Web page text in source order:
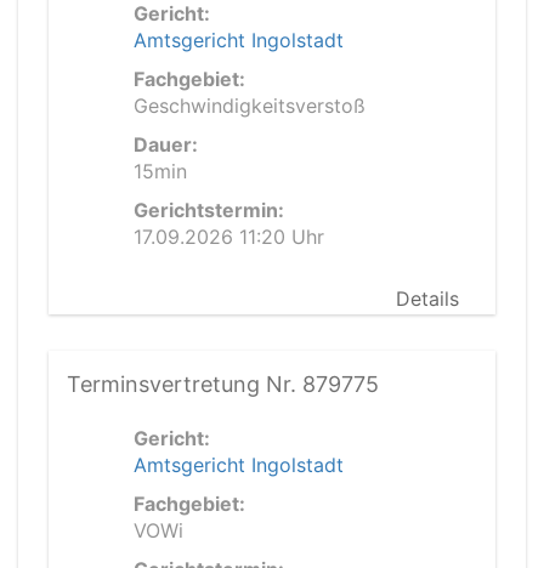
Gericht:
Amtsgericht Ingolstadt
Fachgebiet:
Geschwindigkeitsverstoß
Dauer:
15min
Gerichtstermin:
17.09.2026 11:20 Uhr
Details
Terminsvertretung Nr. 879775
Gericht:
Amtsgericht Ingolstadt
Fachgebiet:
VOWi